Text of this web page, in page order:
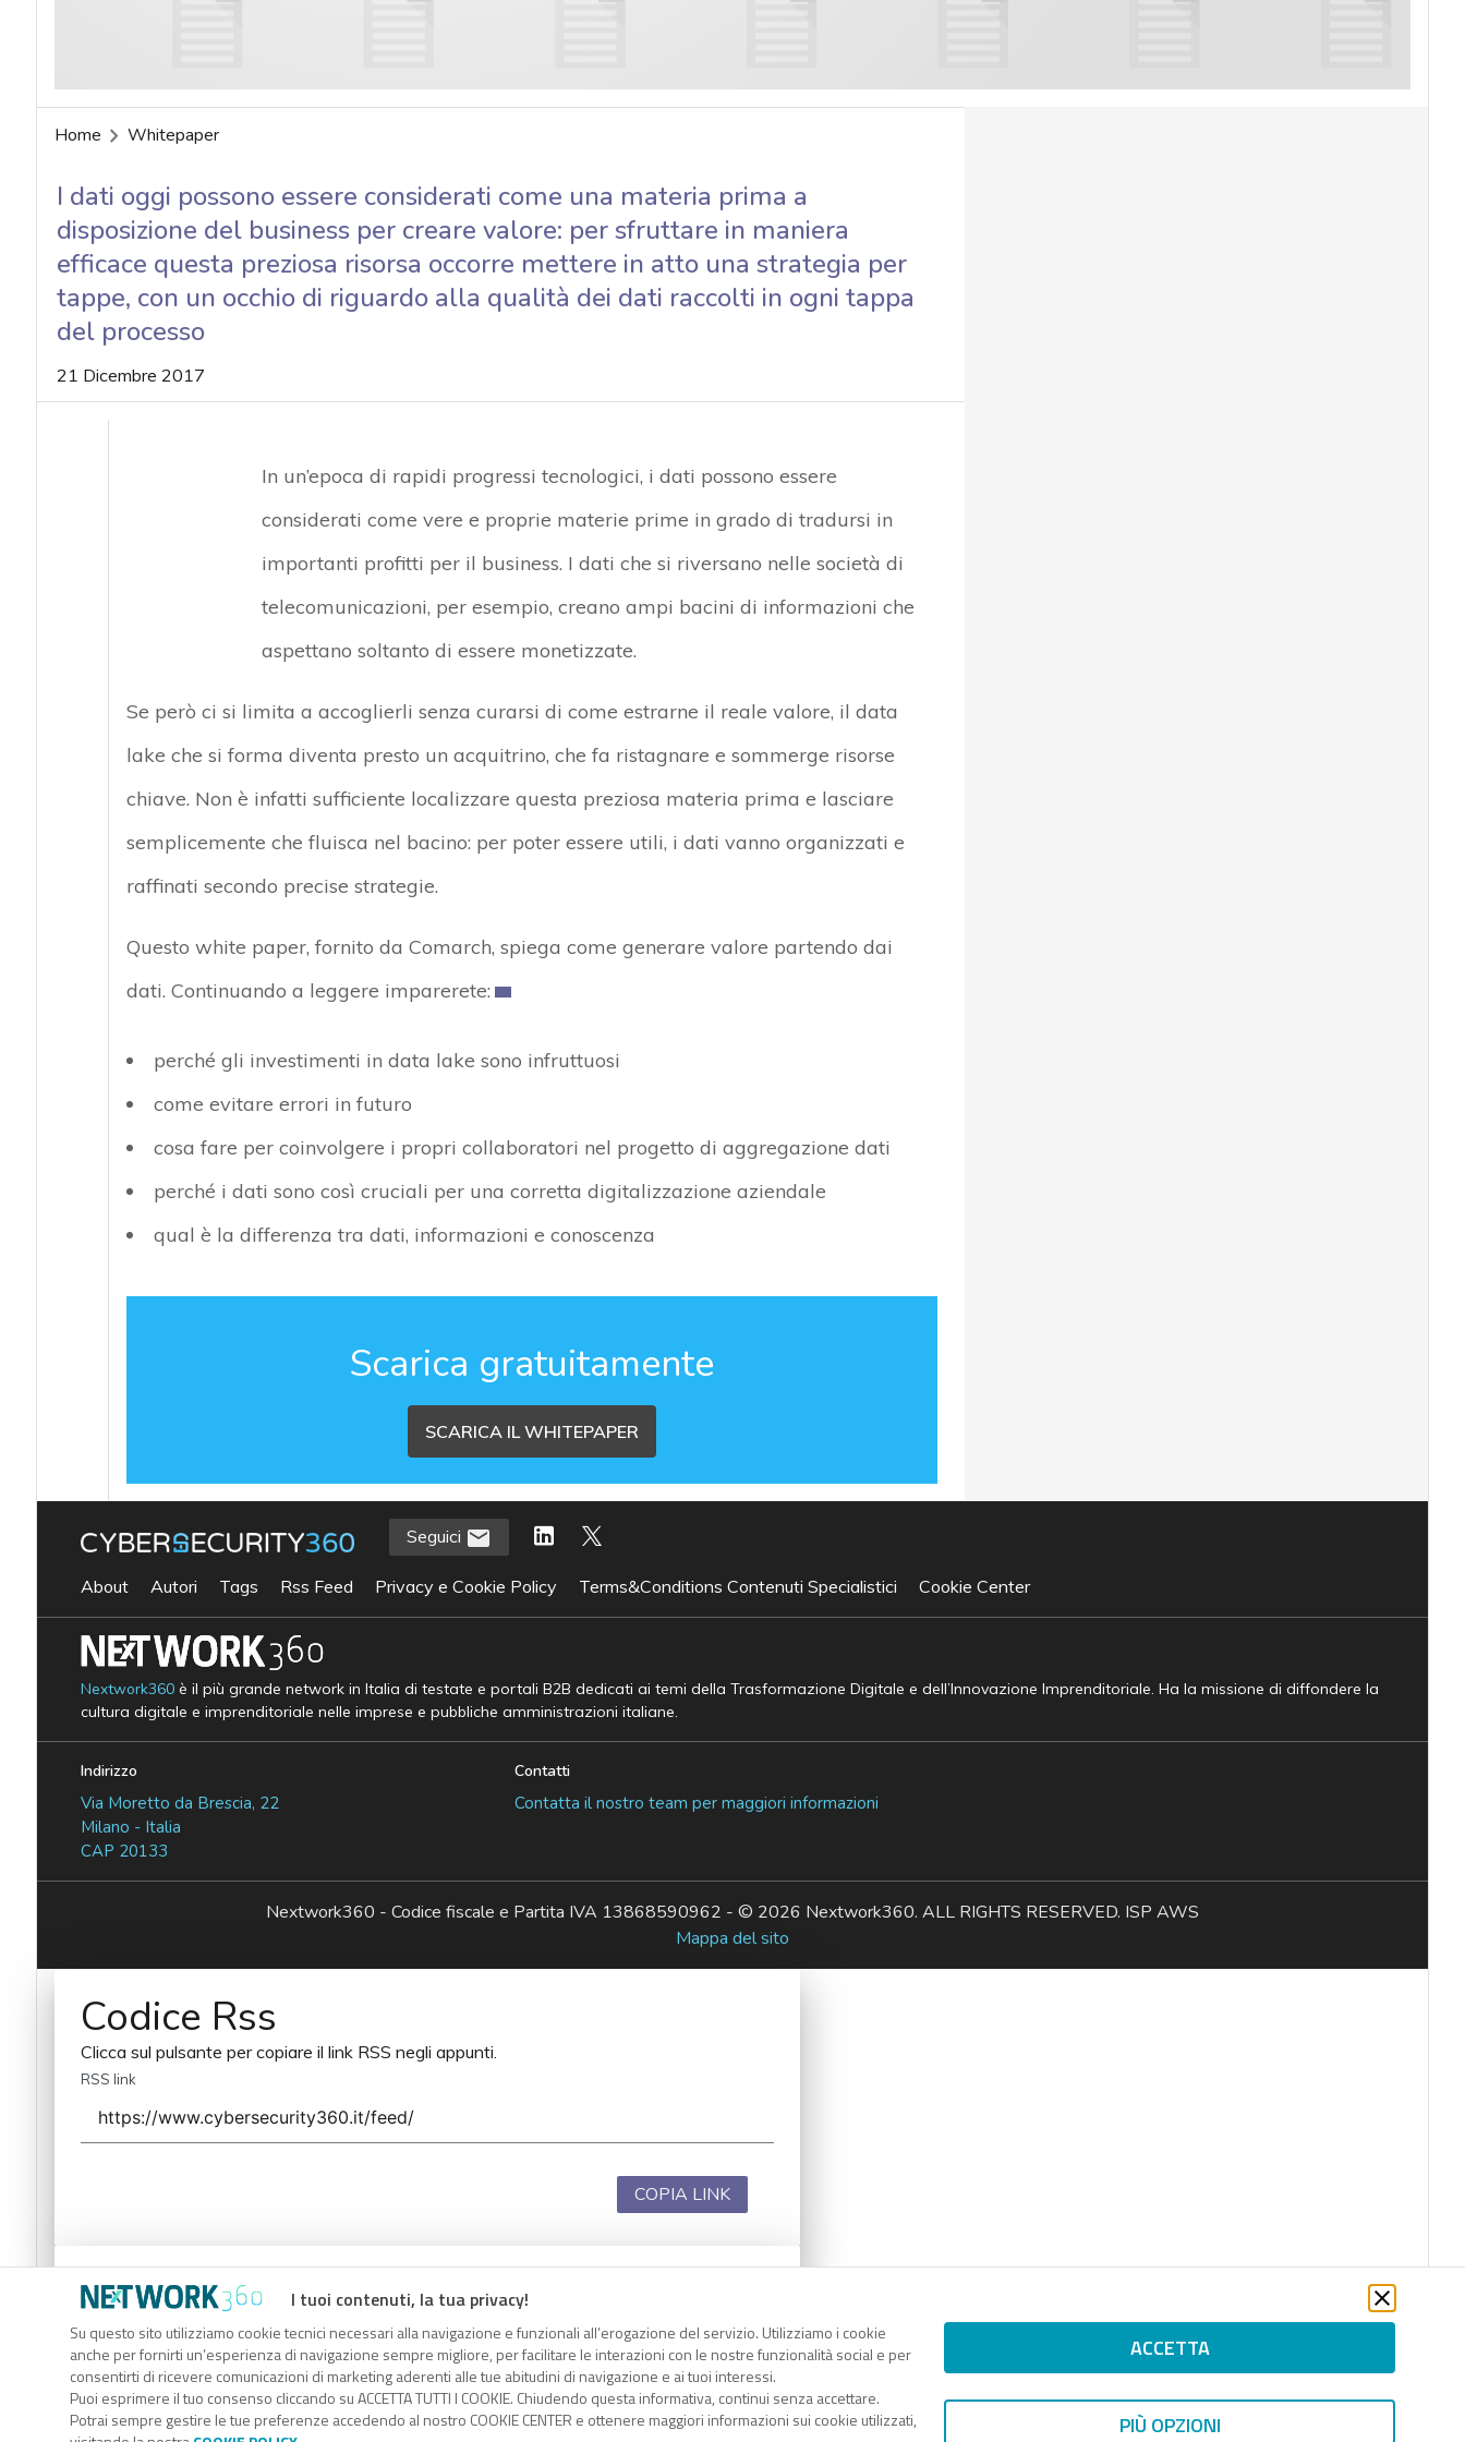
Home Whitepaper
I dati oggi possono essere considerati come una materia prima a
disposizione del business per creare valore: per sfruttare in maniera
efficace questa preziosa risorsa occorre mettere in atto una strategia per
tappe, con un occhio di riguardo alla qualità dei dati raccolti in ogni tappa
del processo
21 Dicembre 2017
In un’epoca di rapidi progressi tecnologici, i dati possono essere
considerati come vere e proprie materie prime in grado di tradursi in
importanti profitti per il business. I dati che si riversano nelle società di
telecomunicazioni, per esempio, creano ampi bacini di informazioni che
aspettano soltanto di essere monetizzate.
Se però ci si limita a accoglierli senza curarsi di come estrarne il reale valore, il data
lake che si forma diventa presto un acquitrino, che fa ristagnare e sommerge risorse
chiave. Non è infatti sufficiente localizzare questa preziosa materia prima e lasciare
semplicemente che fluisca nel bacino: per poter essere utili, i dati vanno organizzati e
raffinati secondo precise strategie.
Questo white paper, fornito da Comarch, spiega come generare valore partendo dai
dati. Continuando a leggere imparerete:
perché gli investimenti in data lake sono infruttuosi
come evitare errori in futuro
cosa fare per coinvolgere i propri collaboratori nel progetto di aggregazione dati
perché i dati sono così cruciali per una corretta digitalizzazione aziendale
qual è la differenza tra dati, informazioni e conoscenza
Scarica gratuitamente
SCARICA IL WHITEPAPER
I tuoi contenuti, la tua privacy!
Su questo sito utilizziamo cookie tecnici necessari alla navigazione e funzionali all’erogazione del servizio. Utilizziamo i cookie
anche per fornirti un’esperienza di navigazione sempre migliore, per facilitare le interazioni con le nostre funzionalità social e per
consentirti di ricevere comunicazioni di marketing aderenti alle tue abitudini di navigazione e ai tuoi interessi.
Puoi esprimere il tuo consenso cliccando su ACCETTA TUTTI I COOKIE. Chiudendo questa informativa, continui senza accettare.
Potrai sempre gestire le tue preferenze accedendo al nostro COOKIE CENTER e ottenere maggiori informazioni sui cookie utilizzati,
ACCETTA
PIÙ OPZIONI
Seguici
About Autori Tags Rss Feed Privacy e Cookie Policy Terms&Conditions Contenuti Specialistici Cookie Center
Nextwork360è il più grande network in Italia di testate e portali B2B dedicati ai temi della Trasformazione Digitale e dell’Innovazione Imprenditoriale. Ha la missione di diffondere la
cultura digitale e imprenditoriale nelle imprese e pubbliche amministrazioni italiane.
Indirizzo
Via Moretto da Brescia, 22
Milano - Italia
CAP 20133
Contatti
Contatta il nostro team per maggiori informazioni
Nextwork360 - Codice fiscale e Partita IVA 13868590962 - © 2026 Nextwork360. ALL RIGHTS RESERVED. ISP AWS
Mappa del sito
Codice Rss
Clicca sul pulsante per copiare il link RSS negli appunti.
RSS link
COPIA LINK
Codice Rss
Clicca sul pulsante per copiare il link RSS negli appunti.
RSS link